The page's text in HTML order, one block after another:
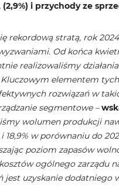
i przychody ze
rekordową stratą, rok
Od końca
realizowaliśmy
elementem
rozwiązań w
segmentowe –
wolumen produkcji
18,9% w porównaniu do
poziom zapasów
ogólnego zarządu
jest uzyskanie